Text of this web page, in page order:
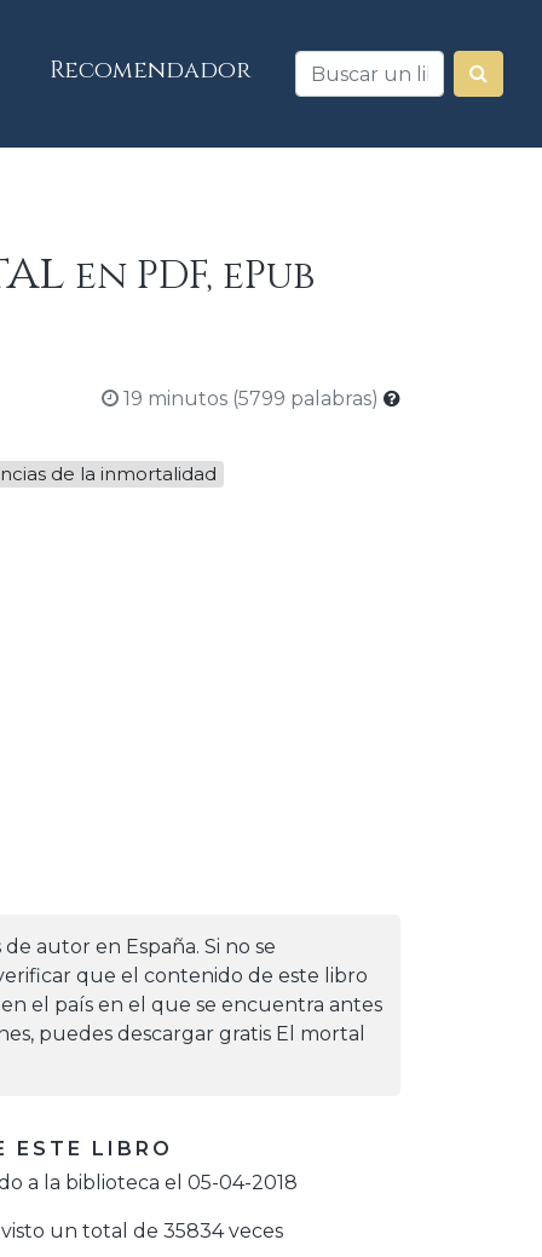
Recomendador
en PDF, ePub
19 minutos (5799 palabras)
de la inmortalidad
autor en España. Si no se
que el contenido de este libro
el país en el que se encuentra antes
puedes descargar gratis El mortal
ESTE LIBRO
a la biblioteca el 05-04-2018
un total de 35834 veces